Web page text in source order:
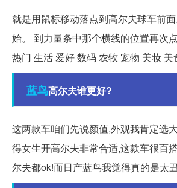
就是用鼠标移动落点到高尔夫球车前
始。 到力量条中那个横线的位置再次
热门 生活 爱好 数码 农牧 宠物 美妆 美
蓝鸟高尔夫谁更好?
这两款车咱们先说颜值,外观我肯定选
得女生开高尔夫非常合适,这款车很百
尔夫都ok!而日产蓝鸟我觉得真的是太丑